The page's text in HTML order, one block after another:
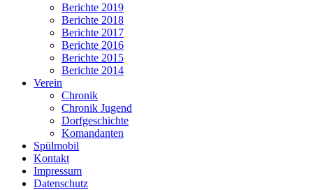
Berichte 2019
Berichte 2018
Berichte 2017
Berichte 2016
Berichte 2015
Berichte 2014
Verein
Chronik
Chronik Jugend
Dorfgeschichte
Komandanten
Spülmobil
Kontakt
Impressum
Datenschutz